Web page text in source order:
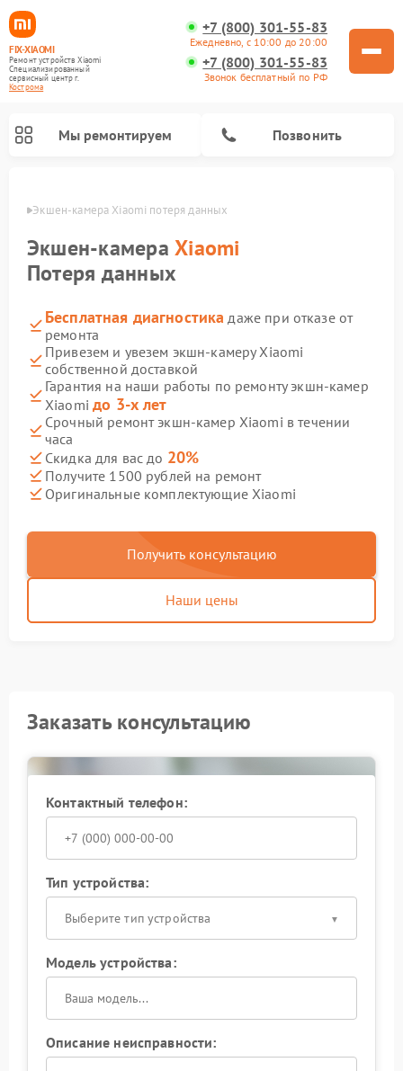
FIX-XIAOMI
Ремонт устройств Xiaomi
Специализированный
cервисный центр г.
Кострома
+7 (800) 301-55-83
Ежедневно, с 10:00 до 20:00
+7 (800) 301-55-83
Звонок бесплатный по РФ
Мы ремонтируем Позвонить
Экшен-камера Xiaomi потеря данных
Экшен-камераXiaomi
Потеря данных
Бесплатная диагностика даже при отказе от
ремонта
Привезем и увезем экшн-камеру Xiaomi
собственной доставкой
Гарантия на наши работы по ремонту экшн-камер
Xiaomiдо 3-х лет
Срочный ремонт экшн-камер Xiaomi в течении
часа
Скидка для вас до 20%
Получите 1500 рублей на ремонт
Оригинальные комплектующие Xiaomi
Получить консультацию
Наши цены
Заказать консультацию
Контактный телефон:
Тип устройства:
Выберите тип устройства
Модель устройства:
Описание неисправности: